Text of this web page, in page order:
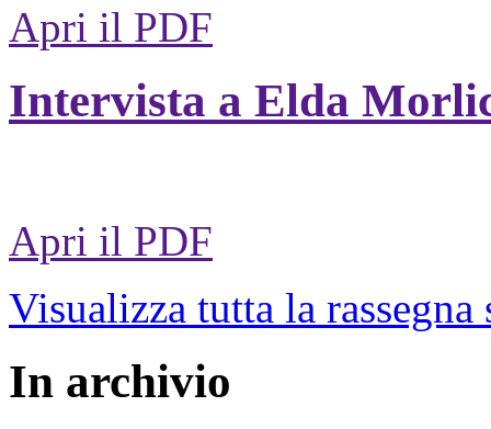
Apri il PDF
Intervista a Elda
Apri il PDF
Visualizza tutta la rassegna
In archivio